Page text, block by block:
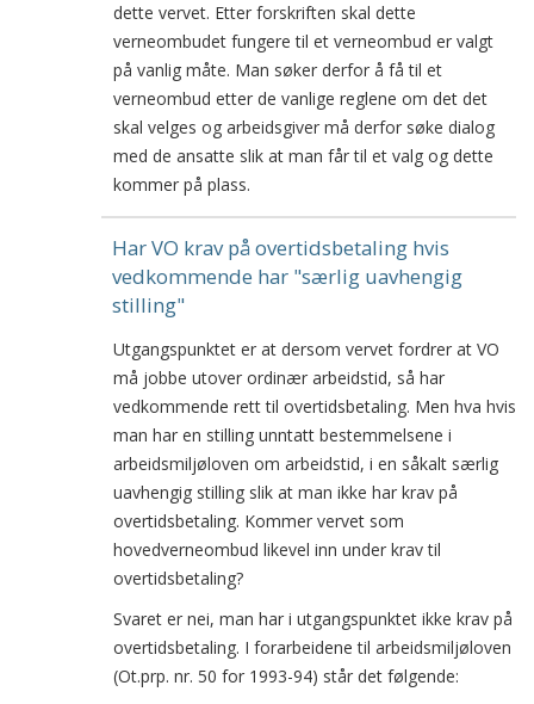
dette vervet. Etter forskriften skal dette
verneombudet fungere til et verneombud er valgt
på vanlig måte. Man søker derfor å få til et
verneombud etter de vanlige reglene om det det
skal velges og arbeidsgiver må derfor søke dialog
med de ansatte slik at man får til et valg og dette
kommer på plass.
Har VO krav på overtidsbetaling hvis
vedkommende har "særlig uavhengig
stilling"
Utgangspunktet er at dersom vervet fordrer at VO
må jobbe utover ordinær arbeidstid, så har
vedkommende rett til overtidsbetaling. Men hva hvis
man har en stilling unntatt bestemmelsene i
arbeidsmiljøloven om arbeidstid, i en såkalt særlig
uavhengig stilling slik at man ikke har krav på
overtidsbetaling. Kommer vervet som
hovedverneombud likevel inn under krav til
overtidsbetaling?
Svaret er nei, man har i utgangspunktet ikke krav på
overtidsbetaling. I forarbeidene til arbeidsmiljøloven
(Ot.prp. nr. 50 for 1993-94) står det følgende: